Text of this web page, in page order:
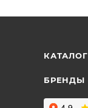
КАТАЛОГ
БРЕНДЫ